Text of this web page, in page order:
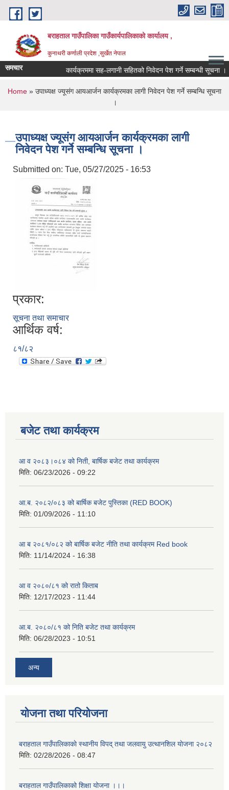
Skip to main content
बराहताल गाउँपालिका गाउँकार्यपालिकाको कार्यालय ,
कुनाथरी कर्णाली प्रदेश ,सुर्खेत नेपाल
समचार कार्यक्रममा सह-लगानी सहितको निवेदन पेश गर्ने सम्बन्धी सूचना ।।।
You are here
Home » उपाध्यक्ष ज्यूसंग आयआर्जन कार्यक्रमका लागी निवेदन पेश गर्ने सम्बन्धि सूचना
।
उपाध्यक्ष ज्यूसंग आयआर्जन कार्यक्रमका लागी
निवेदन पेश गर्ने सम्बन्धि सूचना ।
Submitted on: Tue, 05/27/2025 - 16:53
प्रकार:
सूचना तथा समाचार
आर्थिक वर्ष:
८१/८२
बजेट तथा कार्यक्रम
आ व २०८३।०८४ को निती, बार्षिक बजेट तथा कार्यक्रम
मिति: 06/23/2026 - 09:22
आ.ब. २०८२/०८३ को बार्षिक बजेट पुस्तिका (RED BOOK)
मिति: 01/09/2026 - 11:10
आ ब २०८१/०८२ को बार्षिक बजेट नीति तथा कार्यक्रम Red book
मिति: 11/14/2024 - 16:38
आ व २०८०/८१ को रातो किताब
मिति: 12/17/2023 - 11:44
आ.ब. २०८०/८१ को निति बजेट तथा कार्यक्रम
मिति: 06/28/2023 - 10:51
अन्य
योजना तथा परियोजना
बराहताल गाउँपालिकाकाे स्थानीय विपद् तथा जलवायु उत्थानशिल याेजना २०८२
मिति: 02/28/2026 - 08:47
बराहताल गाउँपालिकाको शिक्षा योजना ।।।